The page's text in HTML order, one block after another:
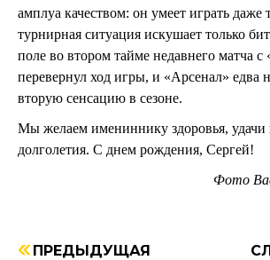
амплуа качеством: он умеет играть даже
турнирная ситуация искушает только
поле во втором тайме недавнего матча с
перевернул ход игры, и «Арсенал» едва
вторую сенсацию в сезоне.
Мы желаем имениннику здоровья, удачи
долголетия. С днем рождения, Сергей!
Фото
ПРЕДЫДУЩАЯ